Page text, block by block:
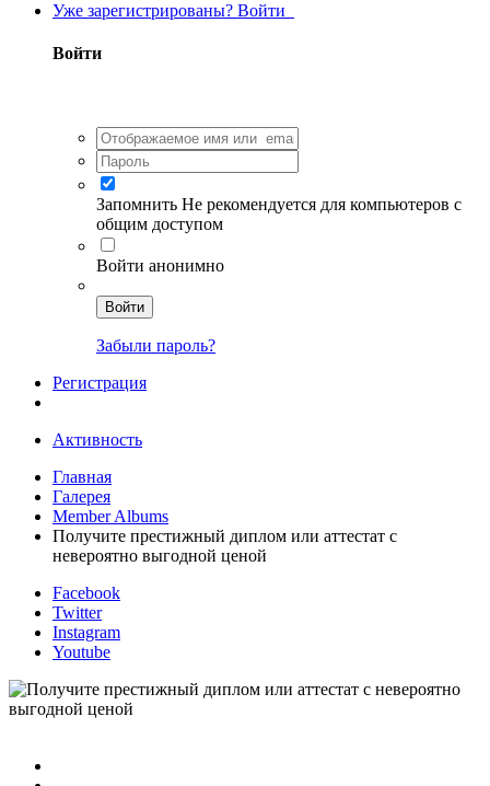
Уже зарегистрированы? Войти
Войти
Запомнить Не рекомендуется для компьютеров с
общим доступом
Войти анонимно
Войти
Забыли пароль?
Регистрация
Активность
Главная
Галерея
Member Albums
Получите престижный диплом или аттестат с
невероятно выгодной ценой
Facebook
Twitter
Instagram
Youtube